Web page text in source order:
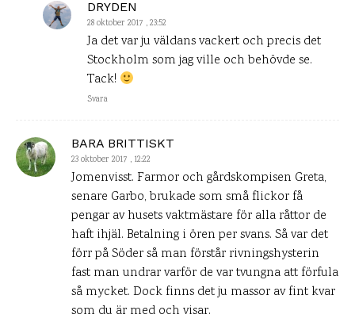
DRYDEN
28 oktober 2017 , 23:52
Ja det var ju väldans vackert och precis det
Stockholm som jag ville och behövde se.
Tack!
Svara
BARA BRITTISKT
23 oktober 2017 , 12:22
Jomenvisst. Farmor och gårdskompisen Greta,
senare Garbo, brukade som små flickor få
pengar av husets vaktmästare för alla råttor de
haft ihjäl. Betalning i ören per svans. Så var det
förr på Söder så man förstår rivningshysterin
fast man undrar varför de var tvungna att förfula
så mycket. Dock finns det ju massor av fint kvar
som du är med och visar.